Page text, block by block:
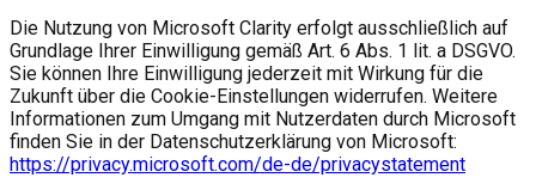
Die Nutzung von Microsoft Clarity erfolgt ausschließlich auf
Grundlage Ihrer Einwilligung gemäß Art. 6 Abs. 1 lit. a DSGVO.
Sie können Ihre Einwilligung jederzeit mit Wirkung für die
Zukunft über die Cookie-Einstellungen widerrufen. Weitere
Informationen zum Umgang mit Nutzerdaten durch Microsoft
finden Sie in der Datenschutzerklärung von Microsoft:
https://privacy.microsoft.com/de-de/privacystatement